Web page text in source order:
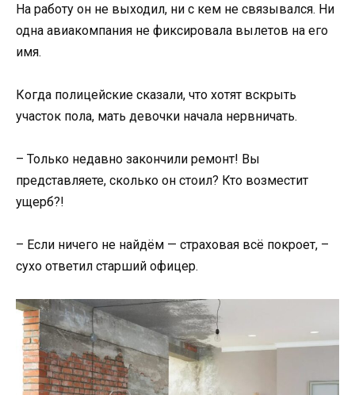
На работу он не выходил, ни с кем не связывался. Ни
одна авиакомпания не фиксировала вылетов на его
имя.
Когда полицейские сказали, что хотят вскрыть
участок пола, мать девочки начала нервничать.
– Только недавно закончили ремонт! Вы
представляете, сколько он стоил? Кто возместит
ущерб?!
– Если ничего не найдём — страховая всё покроет, –
сухо ответил старший офицер.